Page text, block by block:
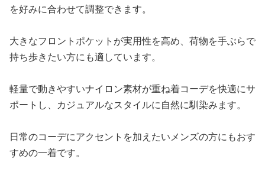
を好みに合わせて調整できます。
大きなフロントポケットが実用性を高め、荷物を手ぶらで
持ち歩きたい方にも適しています。
軽量で動きやすいナイロン素材が重ね着コーデを快適にサ
ポートし、カジュアルなスタイルに自然に馴染みます。
日常のコーデにアクセントを加えたいメンズの方にもおす
すめの一着です。